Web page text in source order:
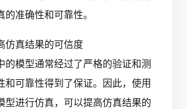
的准确性和可靠性。
仿真结果的可信度
的模型通常经过了严格的验证和测
和可靠性得到了保证。因此，使用
型进行仿真，可以提高仿真结果的